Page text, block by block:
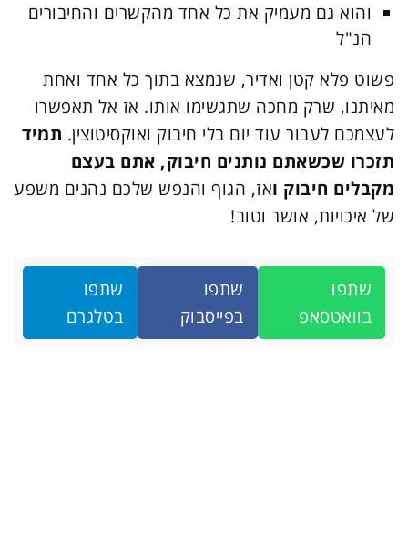
והוא גם מעמיק את כל אחד מהקשרים והחיבורים
הנ"ל
פשוט פלא קטן ואדיר, שנמצא בתוך כל אחד ואחת
מאיתנו, שרק מחכה שתגשימו אותו. אז אל תאפשרו
לעצמכם לעבור עוד יום בלי חיבוק ואוקסיטוצין. תמיד
תזכרו שכשאתם נותנים חיבוק, אתם בעצם
מקבלים חיבוק ואז, הגוף והנפש שלכם נהנים משפע
של איכויות, אושר וטוב!
שתפו
בוואטסאפ
שתפו
בפייסבוק
שתפו
בטלגרם